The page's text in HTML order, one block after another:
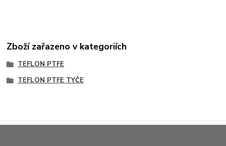
Zboží zařazeno v kategoriích
TEFLON PTFE
TEFLON PTFE TYČE